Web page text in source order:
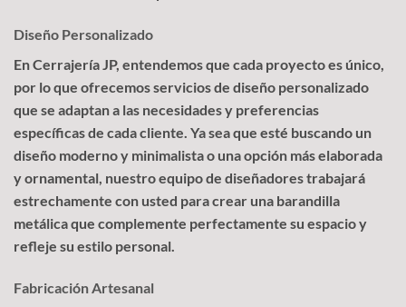
Diseño Personalizado
En Cerrajería JP, entendemos que cada proyecto es único,
por lo que ofrecemos servicios de diseño personalizado
que se adaptan a las necesidades y preferencias
específicas de cada cliente. Ya sea que esté buscando un
diseño moderno y minimalista o una opción más elaborada
y ornamental, nuestro equipo de diseñadores trabajará
estrechamente con usted para crear una barandilla
metálica que complemente perfectamente su espacio y
refleje su estilo personal.
Fabricación Artesanal